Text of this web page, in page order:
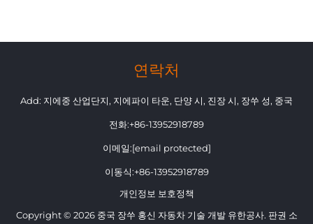
연락처
Add: 지에중 산업단지, 지에파이 타운, 단양 시, 진장 시, 장쑤 성, 중국
전화:+86-13952918789
이메일:[email protected]
이동식:+86-13952918789
개인정보 보호정책
Copyright © 2026 중국 장쑤 홍신 자동차 기술 개발 유한공사. 판권 소